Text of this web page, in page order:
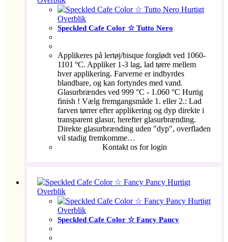
Hurtigt
Overblik
Speckled Cafe Color ☆ Tutto Nero
Applikeres på lertøj/bisque forglødt ved 1060-
1101 ºC. Appliker 1-3 lag, lad tørre mellem
hver applikering. Farverne er indbyrdes
blandbare, og kan fortyndes med vand.
Glasurbrændes ved 999 °C - 1.060 °C Hurtig
finish ! Vælg fremgangsmåde 1. eller 2.: Lad
farven tørrer efter applikering og dyp direkte i
transparent glasur, herefter glasurbrænding.
Direkte glasurbrænding uden "dyp", overfladen
vil stadig fremkomme…
Kontakt os for login
Hurtigt
Overblik
Hurtigt
Overblik
Speckled Cafe Color ☆ Fancy Pancy